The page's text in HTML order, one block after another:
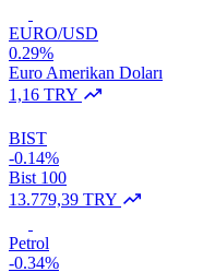
EURO/USD
0.29%
Euro Amerikan Doları
1,16 TRY
BIST
-0.14%
Bist 100
13.779,39 TRY
Petrol
-0.34%